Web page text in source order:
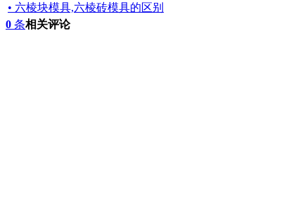
• 六棱块模具,六棱砖模具的区别
0 条相关评论